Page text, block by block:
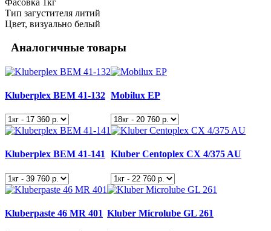
Фасовка 1кг
Тип загустителя литий
Цвет, визуально белый
Аналогичные товары
Kluberplex BEM 41-132 Mobilux EP
Kluberplex BEM 41-141 Kluber Centoplex CX 4/375 AU
Kluberpaste 46 MR 401 Kluber Microlube GL 261